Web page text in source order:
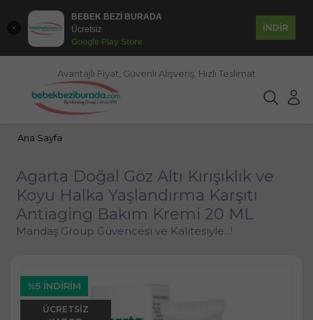
BEBEK BEZİ BURADA
Ücretsiz
Google Play Store
İNDİR
Avantajlı Fiyat, Güvenli Alışveriş, Hızlı Teslimat
Ana Sayfa
Agarta Doğal Göz Altı Kırışıklık ve
Koyu Halka Yaşlandırma Karşıtı
Antiaging Bakım Kremi 20 ML
Mandaş Group Güvencesi ve Kalitesiyle...!
%5 İNDIRIM
ÜCRETSIZ